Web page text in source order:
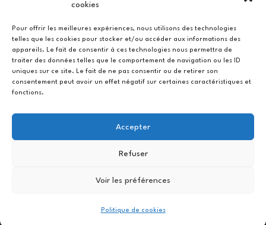
cookies
Pour offrir les meilleures expériences, nous utilisons des technologies
telles que les cookies pour stocker et/ou accéder aux informations des
appareils. Le fait de consentir à ces technologies nous permettra de
traiter des données telles que le comportement de navigation ou les ID
uniques sur ce site. Le fait de ne pas consentir ou de retirer son
consentement peut avoir un effet négatif sur certaines caractéristiques et
fonctions.
Accepter
Refuser
Voir les préférences
Politique de cookies
Politique de cookies (UE)